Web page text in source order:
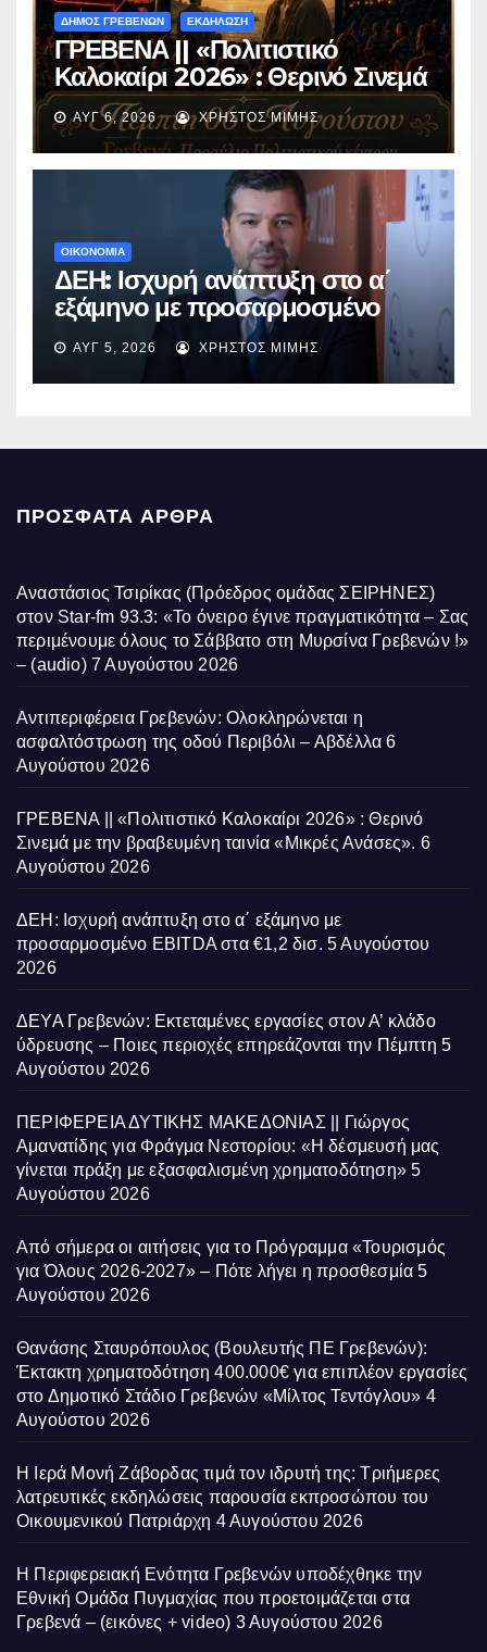
ΔΗΜΟΣ ΓΡΕΒΕΝΩΝ ΕΚΔΗΛΩΣΗ
ΓΡΕΒΕΝΑ || «Πολιτιστικό
Καλοκαίρι 2026» : Θερινό Σινεμά
με την βραβευμένη ταινία
«Μικρές Ανάσες».
ΑΥΓ 6, 2026 ΧΡΉΣΤΟΣ ΜΊΜΗΣ
ΟΙΚΟΝΟΜΙΑ
ΔΕΗ: Ισχυρή ανάπτυξη στο α΄
εξάμηνο με προσαρμοσμένο
EBITDA στα €1,2 δισ.
ΑΥΓ 5, 2026 ΧΡΉΣΤΟΣ ΜΊΜΗΣ
ΠΡΌΣΦΑΤΑ ΆΡΘΡΑ
Αναστάσιος Τσιρίκας (Πρόεδρος ομάδας ΣΕΙΡΗΝΕΣ)
στον Star-fm 93.3: «Το όνειρο έγινε πραγματικότητα – Σας
περιμένουμε όλους το Σάββατο στη Μυρσίνα Γρεβενών !»
– (audio) 7 Αυγούστου 2026
Αντιπεριφέρεια Γρεβενών: Ολοκληρώνεται η
ασφαλτόστρωση της οδού Περιβόλι – Αβδέλλα 6
Αυγούστου 2026
ΓΡΕΒΕΝΑ || «Πολιτιστικό Καλοκαίρι 2026» : Θερινό
Σινεμά με την βραβευμένη ταινία «Μικρές Ανάσες». 6
Αυγούστου 2026
ΔΕΗ: Ισχυρή ανάπτυξη στο α΄ εξάμηνο με
προσαρμοσμένο EBITDA στα €1,2 δισ. 5 Αυγούστου
2026
ΔΕΥΑ Γρεβενών: Εκτεταμένες εργασίες στον Α’ κλάδο
ύδρευσης – Ποιες περιοχές επηρεάζονται την Πέμπτη 5
Αυγούστου 2026
ΠΕΡΙΦΕΡΕΙΑ ΔΥΤΙΚΗΣ ΜΑΚΕΔΟΝΙΑΣ || Γιώργος
Αμανατίδης για Φράγμα Νεστορίου: «Η δέσμευσή μας
γίνεται πράξη με εξασφαλισμένη χρηματοδότηση» 5
Αυγούστου 2026
Από σήμερα οι αιτήσεις για το Πρόγραμμα «Τουρισμός
για Όλους 2026-2027» – Πότε λήγει η προσθεσμία 5
Αυγούστου 2026
Θανάσης Σταυρόπουλος (Βουλευτής ΠΕ Γρεβενών):
Έκτακτη χρηματοδότηση 400.000€ για επιπλέον εργασίες
στο Δημοτικό Στάδιο Γρεβενών «Μίλτος Τεντόγλου» 4
Αυγούστου 2026
Η Ιερά Μονή Ζάβορδας τιμά τον ιδρυτή της: Τριήμερες
λατρευτικές εκδηλώσεις παρουσία εκπροσώπου του
Οικουμενικού Πατριάρχη 4 Αυγούστου 2026
Η Περιφερειακή Ενότητα Γρεβενών υποδέχθηκε την
Εθνική Ομάδα Πυγμαχίας που προετοιμάζεται στα
Γρεβενά – (εικόνες + video) 3 Αυγούστου 2026